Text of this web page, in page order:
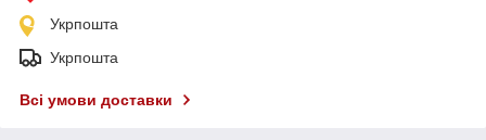
Укрпошта
Укрпошта
Всі умови доставки